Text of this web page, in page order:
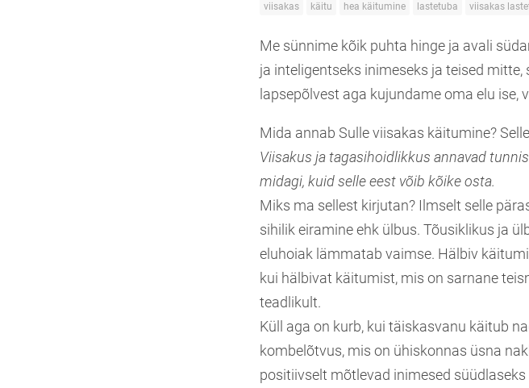
viisakas käitu hea käitumine lastetuba viisakas
Me sünnime kõik puhta hinge ja avali
ja inteligentseks inimeseks ja teised
lapsepõlvest aga kujundame oma elu
Mida annab Sulle viisakas käitumine?
Viisakus ja tagasihoidlikkus annavad
midagi, kuid selle eest võib kõike osta.
Miks ma sellest kirjutan? Ilmselt selle
sihilik eiramine ehk ülbus. Tõusiklikus ja
eluhoiak lämmatab vaimse. Hälbiv
kui hälbivat käitumist, mis on sarnane
teadlikult.
Küll aga on kurb, kui täiskasvanu käitub
kombelõtvus, mis on ühiskonnas üsna
positiivselt mõtlevad inimesed